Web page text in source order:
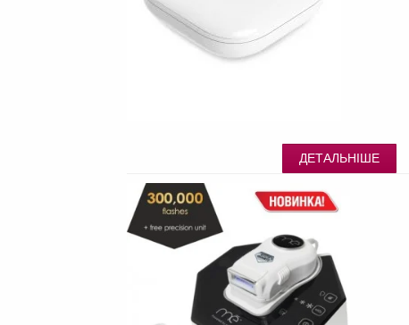
ДЕТАЛЬНІШЕ